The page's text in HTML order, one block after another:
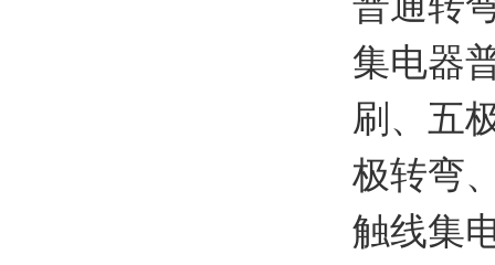
集电器
刷、五
极转弯
触线集